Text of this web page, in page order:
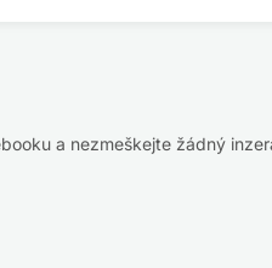
a nezmeškejte žádný